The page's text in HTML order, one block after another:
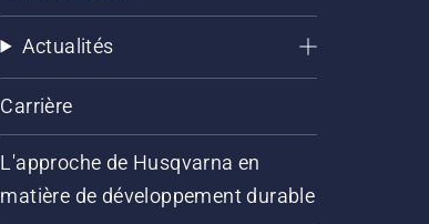
Actualités
Carrière
L'approche de Husqvarna en
matière de développement durable